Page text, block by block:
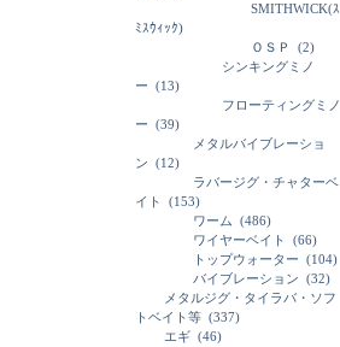
SMITHWICK(ｽ
ﾐｽｳｨｯｸ)
ＯＳＰ
(2)
シンキングミノ
ー (13)
フローティングミノ
ー (39)
メタルバイブレーショ
ン (12)
ラバージグ・チャターベ
イト
(153)
ワーム (486)
ワイヤーベイト
(66)
トップウォーター (104)
バイブレーション (32)
メタルジグ・タイラバ・ソフ
トベイト等 (337)
エギ (46)